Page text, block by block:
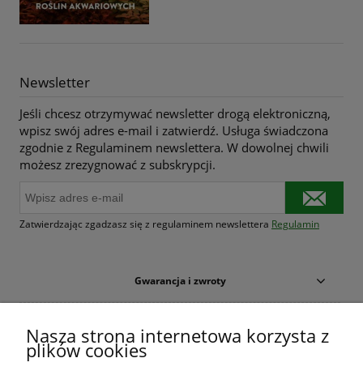
Newsletter
Jeśli chcesz otrzymywać newsletter drogą elektroniczną,
wpisz swój adres e-mail i zatwierdź. Usługa świadczona
zgodnie z Regulaminem newslettera. W dowolnej chwili
możesz zrezygnować z subskrypcji.
Zatwierdzając zgadzasz się z regulaminem newslettera Regulamin
Gwarancja i zwroty
Nasza strona internetowa korzysta z
plików cookies